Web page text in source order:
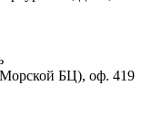
БЦ), оф. 419